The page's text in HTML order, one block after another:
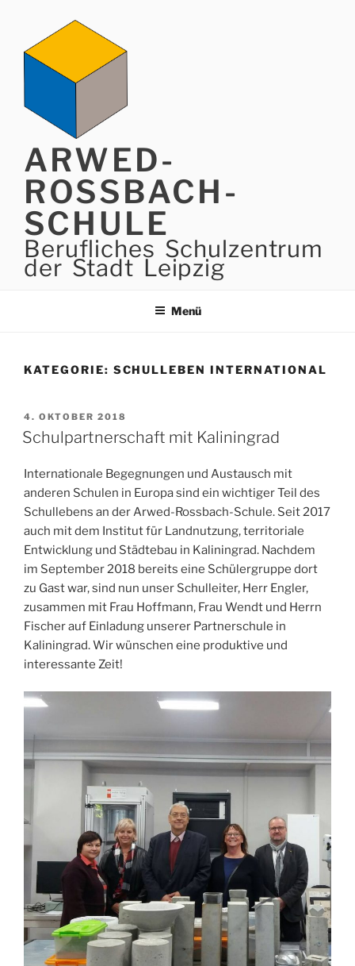
springen
ARWED-
ROSSBACH-
SCHULE
Berufliches Schulzentrum
der Stadt Leipzig
Menü
KATEGORIE: SCHULLEBEN INTERNATIONAL
VERÖFFENTLICHT
AM
4. OKTOBER 2018
Schulpartnerschaft mit Kaliningrad
Internationale Begegnungen und Austausch mit
anderen Schulen in Europa sind ein wichtiger Teil des
Schullebens an der Arwed-Rossbach-Schule. Seit 2017
auch mit dem Institut für Landnutzung, territoriale
Entwicklung und Städtebau in Kaliningrad. Nachdem
im September 2018 bereits eine Schülergruppe dort
zu Gast war, sind nun unser Schulleiter, Herr Engler,
zusammen mit Frau Hoffmann, Frau Wendt und Herrn
Fischer auf Einladung unserer Partnerschule in
Kaliningrad. Wir wünschen eine produktive und
interessante Zeit!